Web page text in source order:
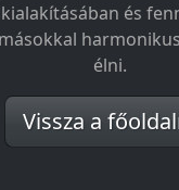
és
élni.
Vissza a